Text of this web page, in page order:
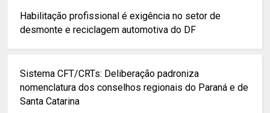
Habilitação profissional é exigência no setor de
desmonte e reciclagem automotiva do DF
Sistema CFT/CRTs: Deliberação padroniza
nomenclatura dos conselhos regionais do Paraná e de
Santa Catarina